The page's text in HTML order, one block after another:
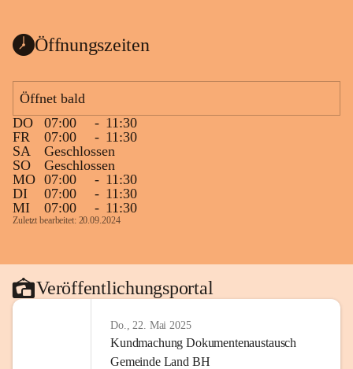
Öffnungszeiten
Öffnet bald
DO
07:00 - 11:30
FR
07:00 - 11:30
SA
Geschlossen
SO
Geschlossen
MO 07:00 - 11:30
DI
07:00 - 11:30
MI
07:00 - 11:30
Zuletzt bearbeitet: 20.09.2024
Veröffentlichungsportal
Do., 22. Mai 2025
Kundmachung Dokumentenaustausch
Gemeinde Land BH